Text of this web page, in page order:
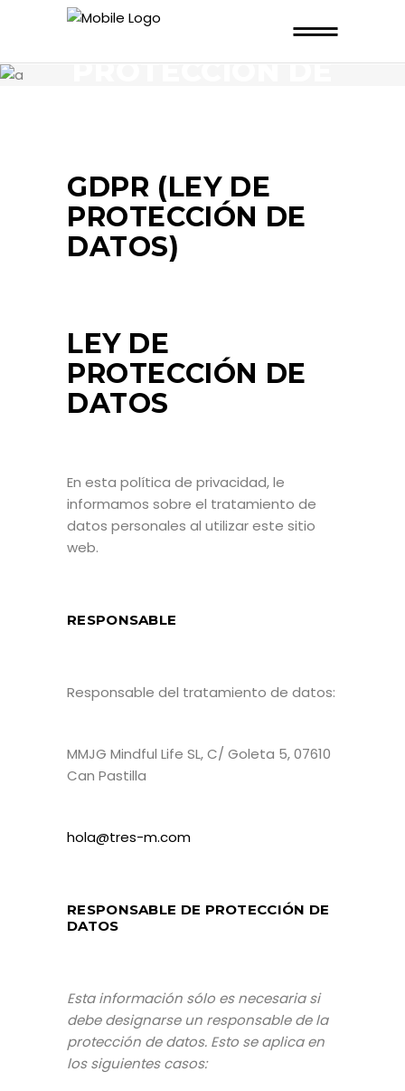
PROTECCIÓN DE
GDPR (LEY DE
PROTECCIÓN DE
DATOS)
LEY DE
PROTECCIÓN DE
DATOS
En esta política de privacidad, le
informamos sobre el tratamiento de
datos personales al utilizar este sitio
web.
RESPONSABLE
Responsable del tratamiento de datos:
MMJG Mindful Life SL, C/ Goleta 5, 07610
Can Pastilla
hola@tres-m.com
RESPONSABLE DE PROTECCIÓN DE
DATOS
Esta información sólo es necesaria si
debe designarse un responsable de la
protección de datos. Esto se aplica en
los siguientes casos: